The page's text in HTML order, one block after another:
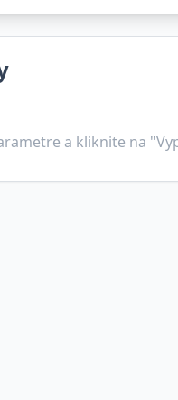
a kliknite na